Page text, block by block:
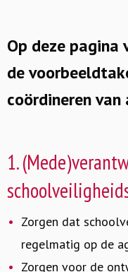
Op deze pagina
de
coördineren
1.
Zorgen dat
regelmatig op de
Zorgen voor de